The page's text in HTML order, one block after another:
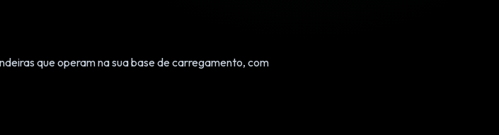
que operam na sua base de carregamento, com